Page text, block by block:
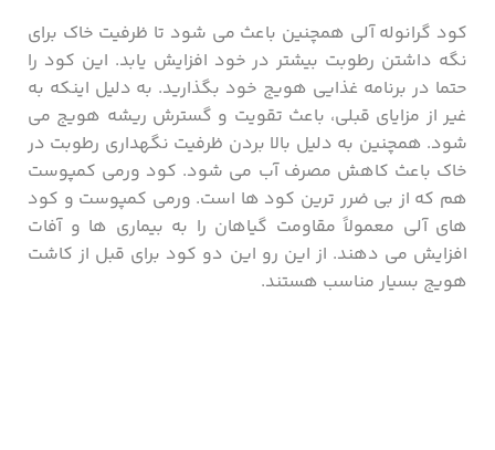
کود گرانوله آلی همچنین باعث می شود تا ظرفیت خاک برای
نگه داشتن رطوبت بیشتر در خود افزایش یابد. این کود را
حتما در برنامه غذایی هویج خود بگذارید. به دلیل اینکه به
غیر از مزایای قبلی، باعث تقویت و گسترش ریشه هویج می
شود. همچنین به دلیل بالا بردن ظرفیت نگهداری رطوبت در
خاک باعث کاهش مصرف آب می شود. کود ورمی کمپوست
هم که از بی ضرر ترین کود ها است. ورمی کمپوست و کود
های آلی معمولاً مقاومت گیاهان را به بیماری ‌ها و آفات
افزایش می دهند. از این رو این دو کود برای قبل از کاشت
هویج بسیار مناسب هستند.